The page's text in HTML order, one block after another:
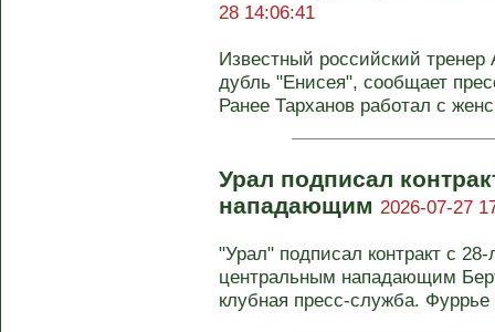
28 14:06:41
Известный российский тренер
дубль "Енисея", сообщает
Ранее Тарханов работал с
Урал подписал
нападающим 2026-07-27
"Урал" подписал контракт с
центральным нападающим
клубная пресс-служба. Фуррье